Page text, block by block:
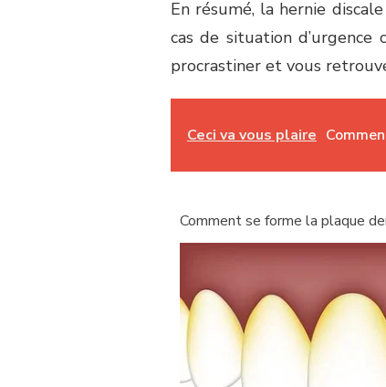
En résumé, la hernie
cas de situation
procrastiner et vous
Ceci va vous plaire
Comment se forme la plaque